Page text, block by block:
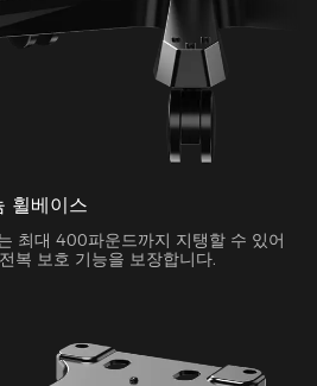
휠베이스
최대 400파운드까지 지탱할 수 있어
복 보호 기능을 보장합니다.